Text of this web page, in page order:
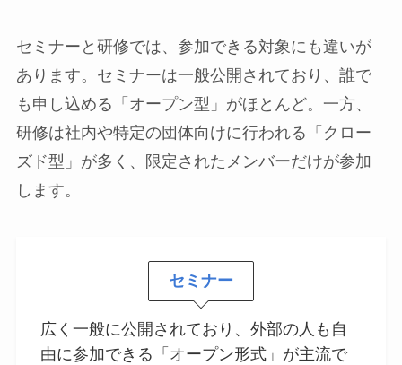
セミナーと研修では、参加できる対象にも違いが
あります。セミナーは一般公開されており、誰で
も申し込める「オープン型」がほとんど。一方、
研修は社内や特定の団体向けに行われる「クロー
ズド型」が多く、限定されたメンバーだけが参加
します。
セミナー
広く一般に公開されており、外部の人も自
由に参加できる「オープン形式」が主流で